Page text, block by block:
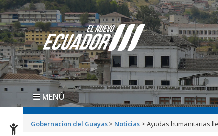
MENÚ
Gobernacion del Guayas > Noticias >Ayudas humanitarias